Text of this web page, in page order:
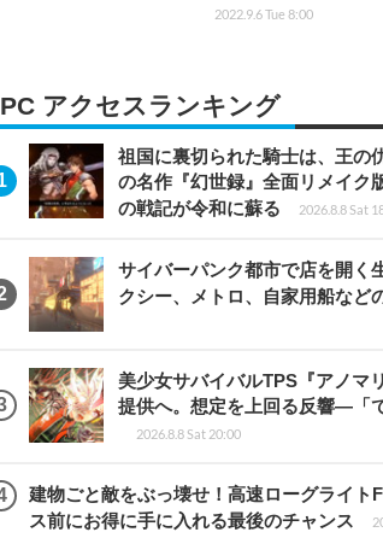
2022.9.6 Tue 8:00
PC アクセスランキング
祖国に裏切られた騎士は、王の
の名作『幻世録』全面リメイク
の戦記が令和に蘇る
2026.8.8 Sat
サイバーパンク都市で店を開く
クシー、メトロ、自家用船など
美少女サバイバルTPS『アノマ
提供へ。想定を上回る反響―「
2026.8.8 Sat 20:00
建物ごと敵をぶっ壊せ！高速ローグライ
ス前にお得に手に入れる最後のチャンス